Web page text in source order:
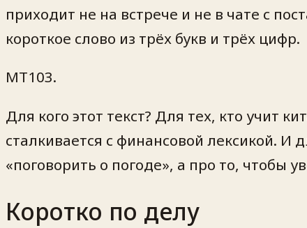
приходит не на встрече и не в чате с
короткое слово из трёх букв и трёх цифр.
MT103.
Для кого этот текст? Для тех, кто учит
сталкивается с финансовой лексикой.
«поговорить о погоде», а про то, чтобы
Коротко по делу